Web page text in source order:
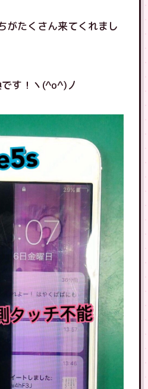
がたくさん来てくれまし
す！ヽ(^o^)丿